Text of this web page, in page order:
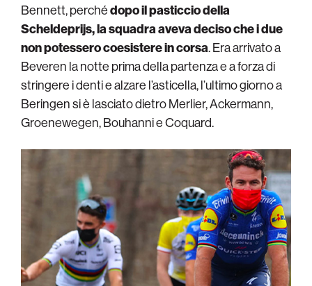
Bennett, perchédopo il pasticcio della
Scheldeprijs, la squadra aveva deciso che i due
non potessero coesistere in corsa. Era arrivato a
Beveren la notte prima della partenza e a forza di
stringere i denti e alzare l’asticella, l’ultimo giorno a
Beringen si è lasciato dietro Merlier, Ackermann,
Groenewegen, Bouhanni e Coquard.